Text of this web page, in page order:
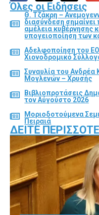
Όλες οι Ειδήσεις
Θ. Τζάκρη –
διασύνδεση
αμέλεια κυβέρνησης
υπογειοποίηση των
Αδελφοποίηση του
Χιονοδρομικό
Συναυλία του Ανδρέα
Μογλενών – Χρυσής
Βιβλιοπροτάσεις
τον Αύγούστο 2026
Μοριοδοτούμενα
Πειραιά
ΔΕΊΤΕ